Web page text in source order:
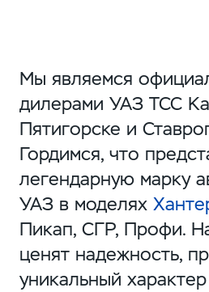
Мы являемся
дилерами УАЗ ТСС
Пятигорске и
Гордимся, что
легендарную марку
УАЗ в моделях
Пикап, СГР, Профи.
ценят надежность,
уникальный характер